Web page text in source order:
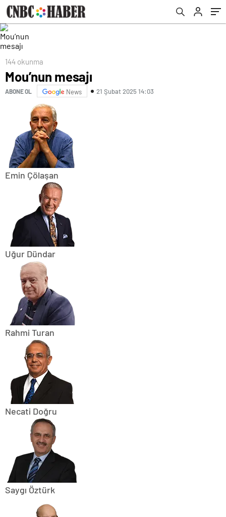
144 okunma
Mou’nun mesajı
ABONE OL News 21 Şubat 2025 14:03
Emin Çölaşan
Uğur Dündar
Rahmi Turan
Necati Doğru
Saygı Öztürk